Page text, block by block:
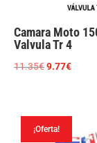
Camara Moto
Valvula Tr 4
11.35€El
era:
11.35€.
9.77€El
es:
¡Oferta!